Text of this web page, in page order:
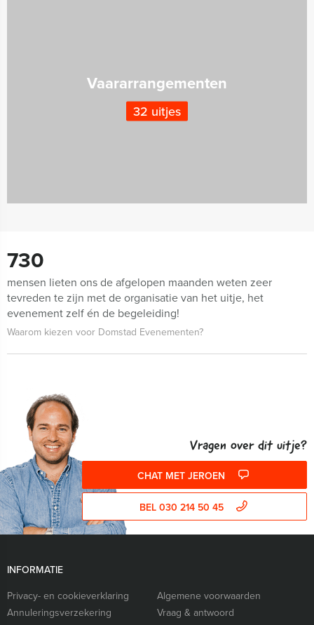
Vaararrangementen
32 uitjes
730
mensen lieten ons de afgelopen maanden weten zeer
tevreden te zijn met de organisatie van het uitje, het
evenement zelf én de begeleiding!
Waarom kiezen voor Domstad Evenementen?
Vragen over dit uitje?
CHAT MET JEROEN
BEL 030 214 50 45
INFORMATIE
Privacy- en cookieverklaring
Algemene voorwaarden
Annuleringsverzekering
Vraag & antwoord